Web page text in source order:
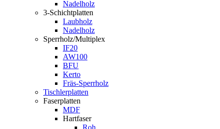
Nadelholz
3-Schichtplatten
Laubholz
Nadelholz
Sperrholz/Multiplex
IF20
AW100
BFU
Kerto
Fräs-Sperrholz
Tischlerplatten
Faserplatten
MDF
Hartfaser